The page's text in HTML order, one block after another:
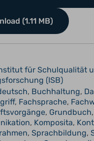
(1.11 MB)
für Schulqualität
(ISB)
, Buchhaltung,
, Fachsprache,
, Grundbuch,
, Komposita,
, Sprachbildung,